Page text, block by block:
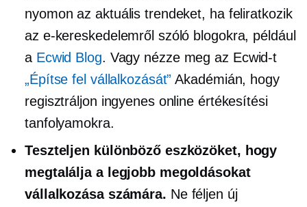
nyomon az aktuális trendeket, ha feliratkozik
az e-kereskedelemről szóló blogokra, például
a Ecwid Blog. Vagy nézze meg az Ecwid-t
„Építse fel vállalkozását” Akadémián, hogy
regisztráljon ingyenes online értékesítési
tanfolyamokra.
Teszteljen különböző eszközöket, hogy
megtalálja a legjobb megoldásokat
vállalkozása számára. Ne féljen új